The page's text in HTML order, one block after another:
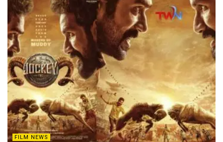
FILM NEWS